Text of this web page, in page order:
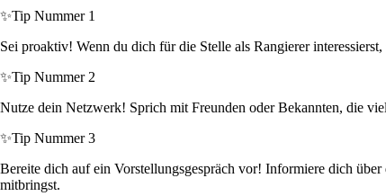
✨Tip Nummer 1
Sei proaktiv! Wenn du dich für die Stelle als Rangierer
✨Tip Nummer 2
Nutze dein Netzwerk! Sprich mit Freunden oder Bekannten, die
✨Tip Nummer 3
Bereite dich auf ein Vorstellungsgespräch vor! Informiere dich
mitbringst.